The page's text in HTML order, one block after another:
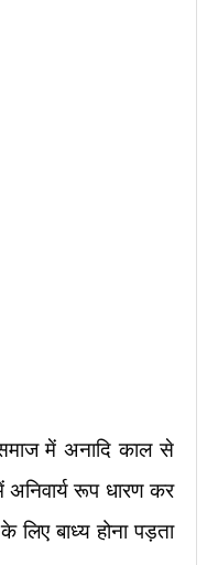
में अनादि काल से
रूप धारण कर
बाध्य होना पड़ता